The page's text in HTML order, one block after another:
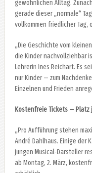
gewöhnlichen Alltag.
gerade dieser „normale“
vollkommen friedlicher Tag,
„Die Geschichte vom
die Kinder nachvollziehbar
Lehrerin Ines Reichart. Es
nur Kinder — zum
Einzelnen und Frieden
Kostenfreie Tickets — Platz
„Pro Aufführung stehen
André Dahlhaus. Einige der
jungen Musical-Darsteller
ab Montag, 2. März,